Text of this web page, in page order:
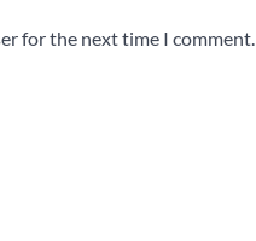
for the next time I comment.